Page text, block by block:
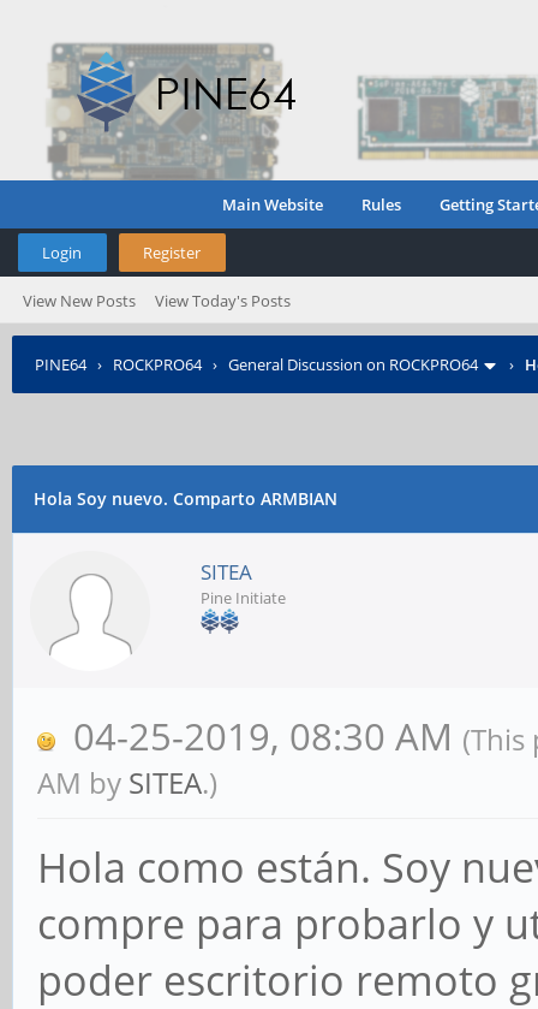
Main Website Rules Getting
Login Register
View New Posts View Today's Posts
PINE64› ROCKPRO64› General Discussion on ROCKPRO64 ›
Hola Soy nuevo. Comparto ARMBIAN
SITEA
Pine Initiate
04-25-2019, 08:30 AM (This
AM by SITEA.)
Hola como están. Soy
compre para probarlo y
poder escritorio remoto